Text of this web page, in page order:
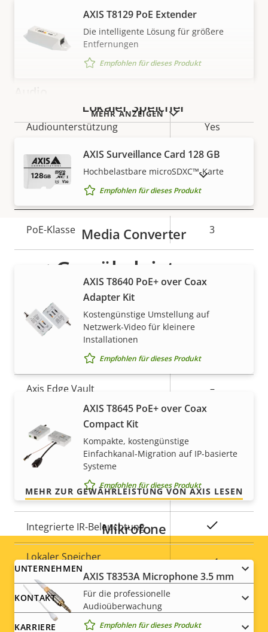
H.265 –
Eigentumsbeschreibung Eigentumswert
Audiounterstützung Yes
Integriertes Mikrofon Yes
Eigentumsbeschreibung Eigentumswert
PoE-Klasse 3
Security
Eigentumsbeschreibung
Signiertes OS
Secure Boot
Secure keystore
Axis Edge Vault –
Allgemein
Eigentumsbeschreibung
Remote-Fokus
Remote-Zoom Ja
Integrierte IR-Beleuchtung
Lokaler Speicher
(Speicherkarteneinschub)
Ja
Betriebstemperatur
Für den Außenbereich
MEHR ANZEIGEN
AXIS T8129 PoE Extender
Die intelligente Lösung für größere
Entfernungen
Empfohlen für dieses Produkt
Lokaler Speicher
AXIS Surveillance Card 128 GB
Hochbelastbare microSDXC™-Karte
Empfohlen für dieses Produkt
Media Converter
AXIS T8640 PoE+ over Coax
Adapter Kit
Kostengünstige Umstellung auf
Netzwerk-Video für kleinere
Installationen
Empfohlen für dieses Produkt
AXIS T8645 PoE+ over Coax
Compact Kit
Kompakte, kostengünstige
Einfachkanal-Migration auf IP-basierte
Systeme
Empfohlen für dieses Produkt
Mikrofone
AXIS T8353A Microphone 3.5 mm
Für die professionelle
Audioüberwachung
Empfohlen für dieses Produkt
AUSLAUFPRODUKTE ANZEIGEN
Gewährleistung
Für ein sicheres Gefühl
Unsere 3-jährige Gewährleistung bietet
störungsfreien Betrieb und Kontrolle über Ihre
Kosten.
MEHR ZUR GEWÄHRLEISTUNG VON AXIS LESEN
Footer
menu
UNTERNEHMEN
KONTAKT
KARRIERE